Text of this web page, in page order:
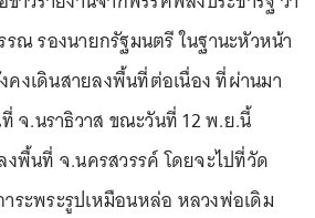
ณ รองนายกรัฐมนตรี ในฐานะหัวหน้า
คงเดินสายลงพื้นที่ต่อเนื่อง ที่ผ่านมา
จ.นราธิวาส ขณะวันที่ 12 พ.ย.นี้
งพื้นที่ จ.นครสวรรค์ โดยจะไปที่วัด
ระพระรูปเหมือนหล่อ หลวงพ่อเดิม